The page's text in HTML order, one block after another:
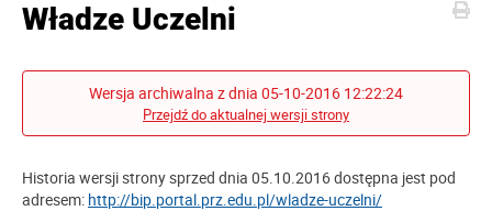
Władze Uczelni
Wersja archiwalna z dnia 05-10-2016 12:22:24
Przejdź do aktualnej wersji strony
Historia wersji strony sprzed dnia 05.10.2016 dostępna jest pod
adresem: http://bip.portal.prz.edu.pl/wladze-uczelni/